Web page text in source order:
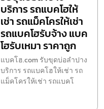
บริการ รถแบคโฮให้
เช่า รถแม็คโครให้เช่า
รถแบคโฮรับจ้าง แบค
โฮรับเหมา ราคาถูก
แบคโฮ.com รับขุดบ่อลำปาง
บริการ รถแบคโฮให้เช่า รถ
แม็คโครให้เช่า รถแบคโ